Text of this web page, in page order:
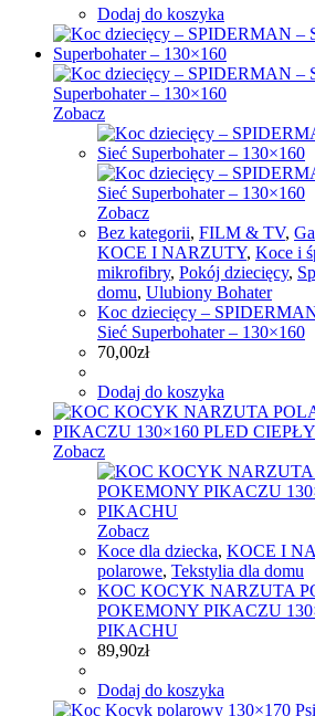
Dodaj do koszyka
Zobacz
Zobacz
Bez kategorii, FILM & TV,
KOCE I NARZUTY, Koce i
mikrofibry, Pokój dziecięcy,
domu, Ulubiony Bohater
Koc dziecięcy –
Sieć Superbohater – 130×160
70,00zł
Dodaj do koszyka
Zobacz
Zobacz
Koce dla dziecka, KOCE I
polarowe, Tekstylia dla domu
KOC KOCYK NARZUTA
POKEMONY PIKACZU
PIKACHU
89,90zł
Dodaj do koszyka